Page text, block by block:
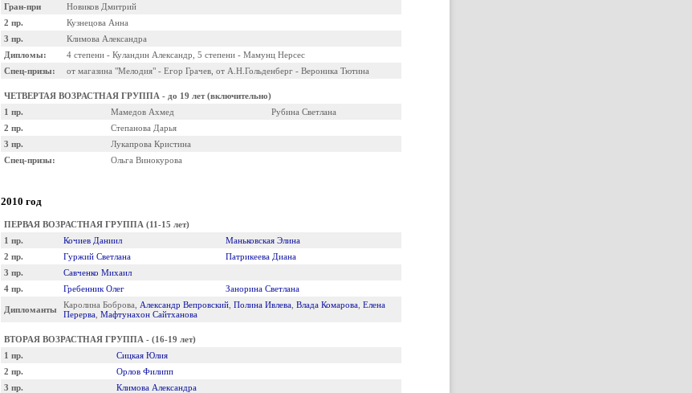
Гран-при
Новиков Дмитрий
2 пр.
Кузнецова Анна
3 пр.
Климова Александра
Дипломы:
4 степени - Куландин Александр, 5 степени - Мамунц Нерсес
Спец-призы:
от магазина "Мелодия" - Егор Грачев, от А.Н.Гольденберг - Вероника Тютина
ЧЕТВЕРТАЯ ВОЗРАСТНАЯ ГРУППА - до 19 лет (включительно)
1 пр.
Мамедов Ахмед
Рубина Светлана
2 пр.
Степанова Дарья
3 пр.
Лукапрова Кристина
Спец-призы:
Ольга Винокурова
2010 год
ПЕРВАЯ ВОЗРАСТНАЯ ГРУППА (11-15 лет)
1 пр.
Кочиев Даниил
Маньковская Элина
2 пр.
Гуржий Светлана
Патрикеева Диана
3 пр.
Савченко Михаил
4 пр.
Гребенник Олег Занорина Светлана
Дипломанты Каролина Боброва, Александр Вепровский, Полина Ивлева, Влада Комарова, Елена
Перерва, Мафтунахон Сайтханова
ВТОРАЯ ВОЗРАСТНАЯ ГРУППА - (16-19 лет)
1 пр.
Сицкая Юлия
2 пр.
Орлов Филипп
3 пр.
Климова Александра